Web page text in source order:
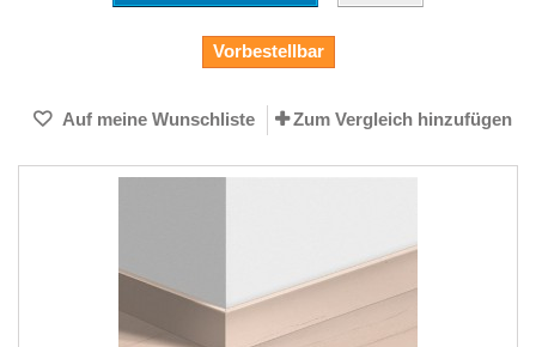
Vorbestellbar
Auf meine Wunschliste Zum Vergleich hinzufügen